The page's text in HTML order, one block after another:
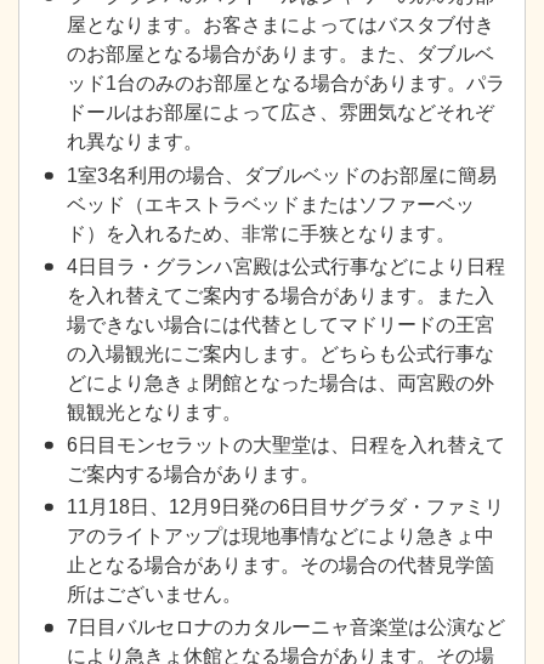
屋となります。お客さまによってはバスタブ付き
のお部屋となる場合があります。また、ダブルベ
ッド1台のみのお部屋となる場合があります。パラ
ドールはお部屋によって広さ、雰囲気などそれぞ
れ異なります。
1室3名利用の場合、ダブルベッドのお部屋に簡易
ベッド（エキストラベッドまたはソファーベッ
ド）を入れるため、非常に手狭となります。
4日目ラ・グランハ宮殿は公式行事などにより日程
を入れ替えてご案内する場合があります。また入
場できない場合には代替としてマドリードの王宮
の入場観光にご案内します。どちらも公式行事な
どにより急きょ閉館となった場合は、両宮殿の外
観観光となります。
6日目モンセラットの大聖堂は、日程を入れ替えて
ご案内する場合があります。
11月18日、12月9日発の6日目サグラダ・ファミリ
アのライトアップは現地事情などにより急きょ中
止となる場合があります。その場合の代替見学箇
所はございません。
7日目バルセロナのカタルーニャ音楽堂は公演など
により急きょ休館となる場合があります。その場